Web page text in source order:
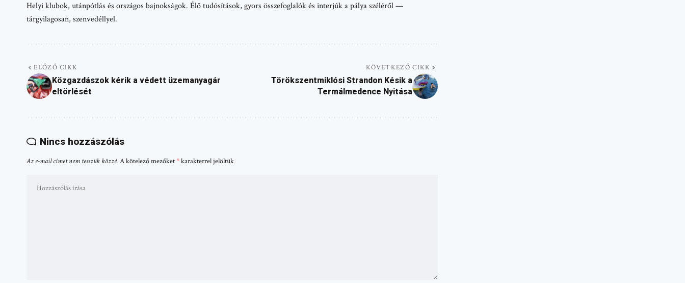
Helyi klubok, utánpótlás és országos bajnokságok. Élő tudósítások, gyors összefoglalók és interjúk a pálya széléről —
tárgyilagosan, szenvedéllyel.
ELŐZŐ CIKK
Közgazdászok kérik a védett üzemanyagár
eltörlését
KÖVETKEZŐ CIKK
Törökszentmiklósi Strandon Késik a
Termálmedence Nyitása
Nincs hozzászólás
Az e-mail címet nem tesszük közzé. A kötelező mezőket*karakterrel jelöltük